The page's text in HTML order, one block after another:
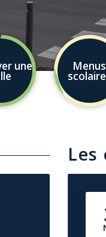
une Menus
🔧
09/12/
Les